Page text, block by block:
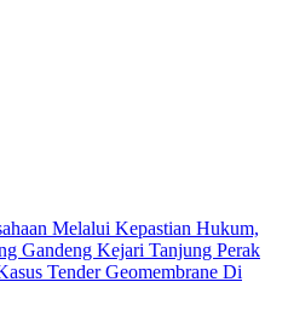
Melalui Kepastian Hukum,
Gandeng Kejari Tanjung Perak
Tender Geomembrane Di